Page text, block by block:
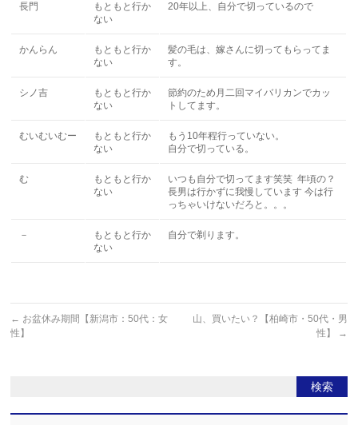
長門
もともと行か
ない
20年以上、自分で切っているので
かんらん
もともと行か
ない
髪の毛は、嫁さんに切ってもらってま
す。
シノ吉
もともと行か
ない
節約のため月二回マイバリカンでカッ
トしてます。
むいむいむー
もともと行か
ない
もう10年程行っていない。
自分で切っている。
む
もともと行か
ない
いつも自分で切ってます笑笑 年頃の？
長男は行かずに我慢しています 今は行
っちゃいけないだろと。。。
－
もともと行か
ない
自分で剃ります。
← お盆休み期間【新潟市：50代：女
性】
山、買いたい？【柏崎市・50代・男
性】
→